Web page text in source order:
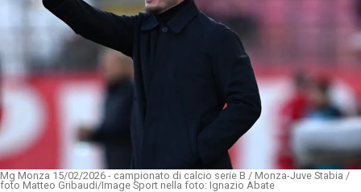
Mg Monza 15/02/2026 - campionato di calcio serie B / Monza-Juve Stabia /
foto Matteo Gribaudi/Image Sport nella foto: Ignazio Abate